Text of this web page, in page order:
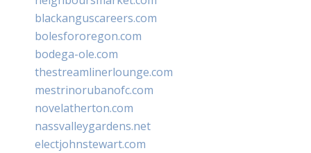
blackanguscareers.com
bolesfororegon.com
bodega-ole.com
thestreamlinerlounge.com
mestrinorubanofc.com
novelatherton.com
nassvalleygardens.net
electjohnstewart.com